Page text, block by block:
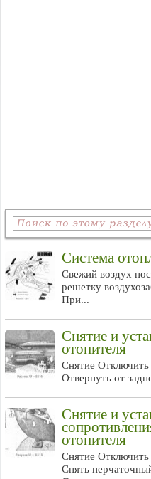
Система
Свежий воздух
решетку
При...
Снятие и
отопителя
Снятие Отключить
Отвернуть от
Снятие и
отопителя
Снятие Отключить
Снять